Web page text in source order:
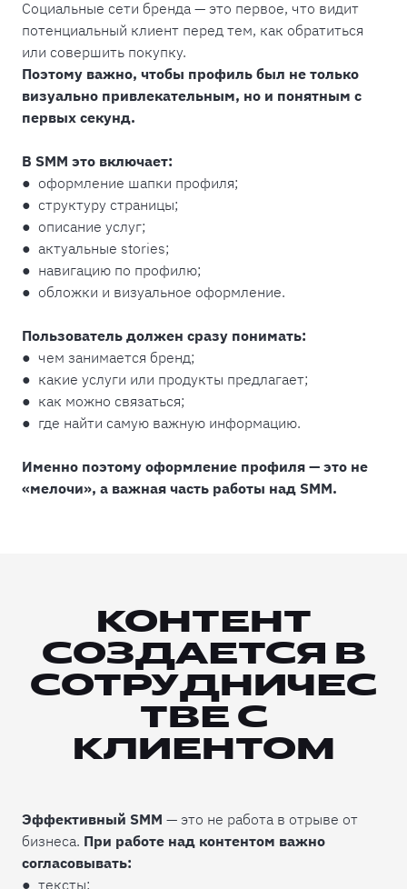
Социальные сети бренда — это первое, что видит
потенциальный клиент перед тем, как обратиться
или совершить покупку.
Поэтому важно, чтобы профиль был не только
визуально привлекательным, но и понятным с
первых секунд.
В SMM это включает:
● оформление шапки профиля;
● структуру страницы;
● описание услуг;
● актуальные stories;
● навигацию по профилю;
● обложки и визуальное оформление.
Пользователь должен сразу понимать:
● чем занимается бренд;
● какие услуги или продукты предлагает;
● как можно связаться;
● где найти самую важную информацию.
Именно поэтому оформление профиля — это не
«мелочи», а важная часть работы над SMM.
КОНТЕНТ
СОЗДАЕТСЯ В
СОТРУДНИЧЕС
ТВЕ С
КЛИЕНТОМ
Эффективный SMM — это не работа в отрыве от
бизнеса. При работе над контентом важно
согласовывать:
● тексты;